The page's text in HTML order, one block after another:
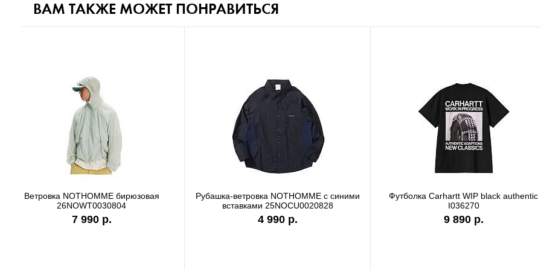
ВАМ ТАКЖЕ МОЖЕТ ПОНРАВИТЬСЯ
Футболка Carhartt WIP white I036244
7 990 р.
Футболка Carhartt WIP garment dyed
I036185
9 890 р.
Футболка Carhartt WIP stone
7 990 р.